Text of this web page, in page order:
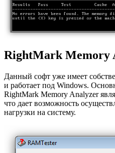
RightMark Memory
Данный софт уже имеет
и работает под Windows.
RightMark Memory Analyzer
что дает возможность
нагрузки на систему.